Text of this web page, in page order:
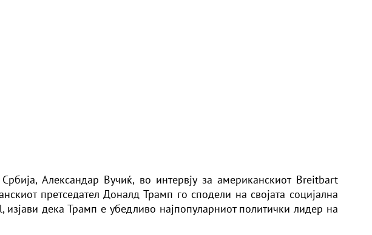
Александар Вучиќ, во интервју за американскиот Breitbart
претседател Доналд Трамп го сподели на својата социјална
дека Трамп е убедливо најпопуларниот политички лидер на